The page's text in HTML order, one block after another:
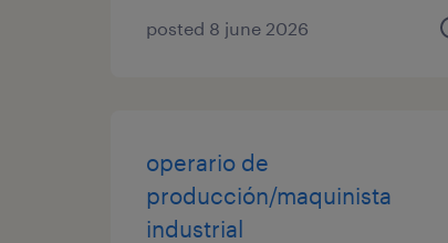
posted 8 june 2026
operario de
producción/maquinista
industrial